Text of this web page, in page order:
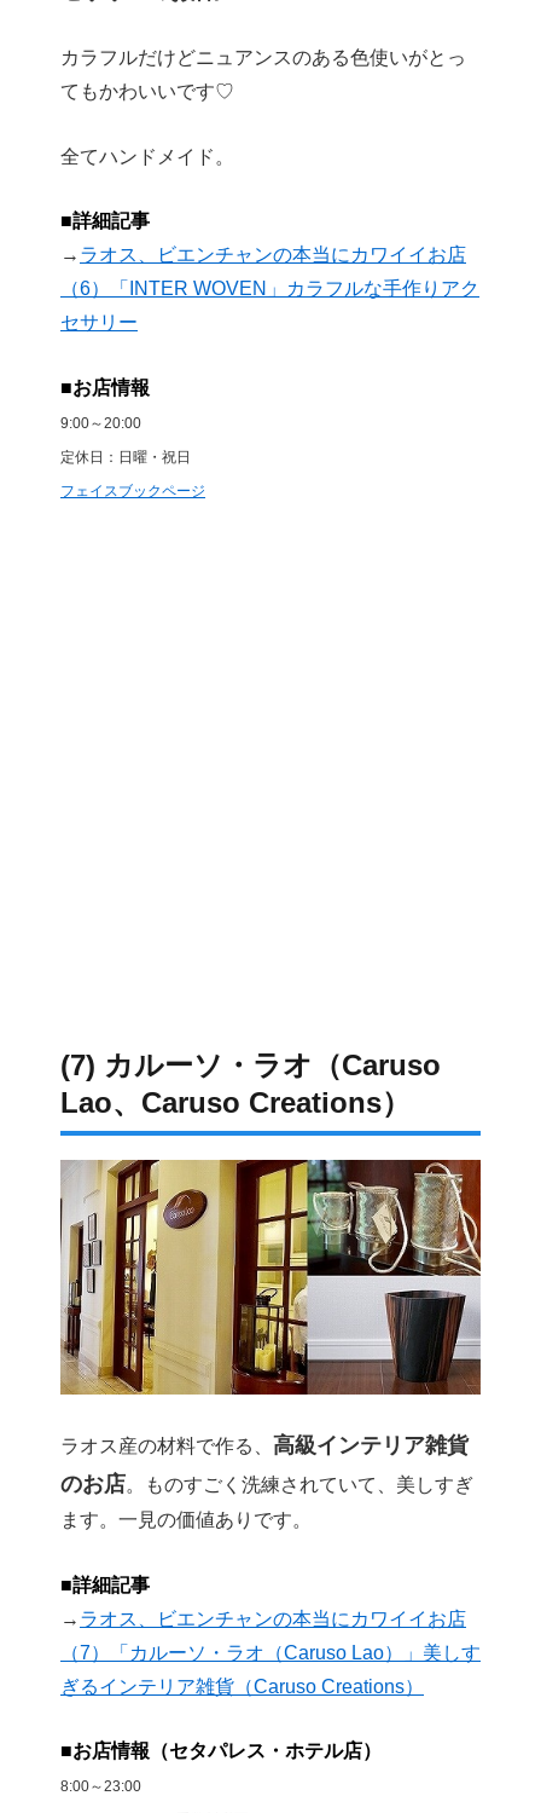
カラフルだけどニュアンスのある色使いがとっ
てもかわいいです♡
全てハンドメイド。
■詳細記事
→ ラオス、ビエンチャンの本当にカワイイお店
（6）「INTER WOVEN」カラフルな手作りアク
セサリー
■お店情報
9:00～20:00
定休日：日曜・祝日
フェイスブックページ
(7) カルーソ・ラオ（Caruso
Lao、Caruso Creations）
ラオス産の材料で作る、 高級インテリア雑貨
のお店。ものすごく洗練されていて、美しすぎ
ます。一見の価値ありです。
■詳細記事
→ ラオス、ビエンチャンの本当にカワイイお店
（7）「カルーソ・ラオ（Caruso Lao）」美しす
ぎるインテリア雑貨（Caruso Creations）
■お店情報（セタパレス・ホテル店）
8:00～23:00